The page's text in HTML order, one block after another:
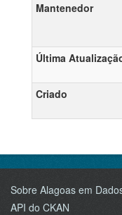
Mantenedor
Última
Criado
Sobre Alagoas em
API do CKAN